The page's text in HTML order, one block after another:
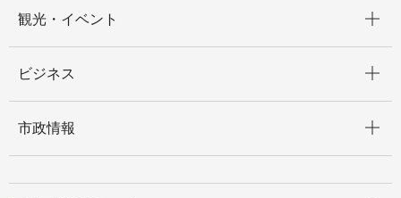
観光・イベント
ビジネス
市政情報